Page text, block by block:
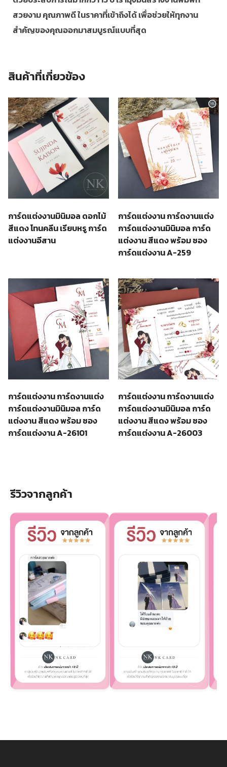
สวยงาม คุณภาพดี ในราคาที่เข้าถึงได้ เพื่อช่วยให้ทุกงาน
สำคัญของคุณออกมาสมบูรณ์แบบที่สุด
สินค้าที่เกี่ยวข้อง
การ์ดแต่งงานมินิมอล ดอกไม้
สีแดง โทนคลีน เรียบหรู การ์ด
แต่งงานอีสาน
การ์ดแต่งงาน การ์ดงานแต่ง
การ์ดแต่งงานมินิมอล การ์ด
แต่งงาน สีแดง พร้อม ซอง
การ์ดแต่งงาน A-259
การ์ดแต่งงาน การ์ดงานแต่ง
การ์ดแต่งงานมินิมอล การ์ด
แต่งงาน สีแดง พร้อม ซอง
การ์ดแต่งงาน A-26101
การ์ดแต่งงาน การ์ดงานแต่ง
การ์ดแต่งงานมินิมอล การ์ด
แต่งงาน สีแดง พร้อม ซอง
การ์ดแต่งงาน A-26003
รีวิวจากลูกค้า